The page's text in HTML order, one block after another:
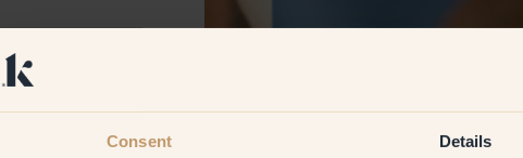
Consent Details